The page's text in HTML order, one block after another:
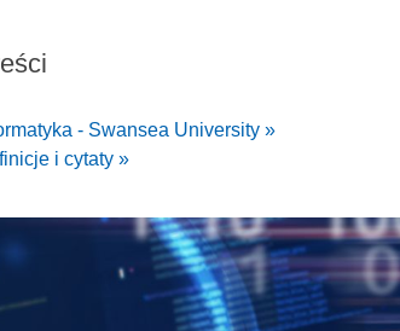
- Swansea University »
i cytaty »